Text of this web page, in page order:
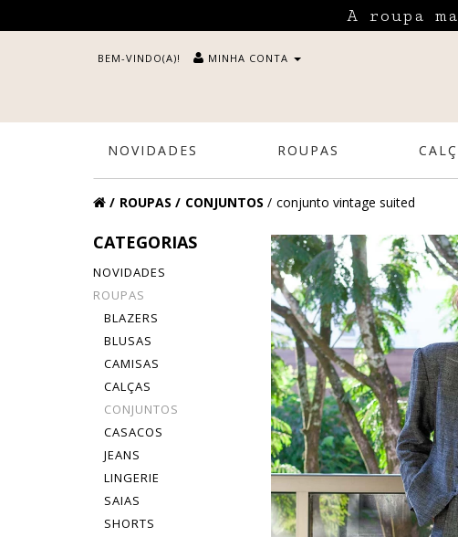
A roupa
BEM-VINDO(A)! MINHA CONTA
NOVIDADES ROUPAS
ROUPAS CONJUNTOS conjunto vintage suited
CATEGORIAS
NOVIDADES
ROUPAS
BLAZERS
BLUSAS
CAMISAS
CALÇAS
CONJUNTOS
CASACOS
JEANS
LINGERIE
SAIAS
SHORTS